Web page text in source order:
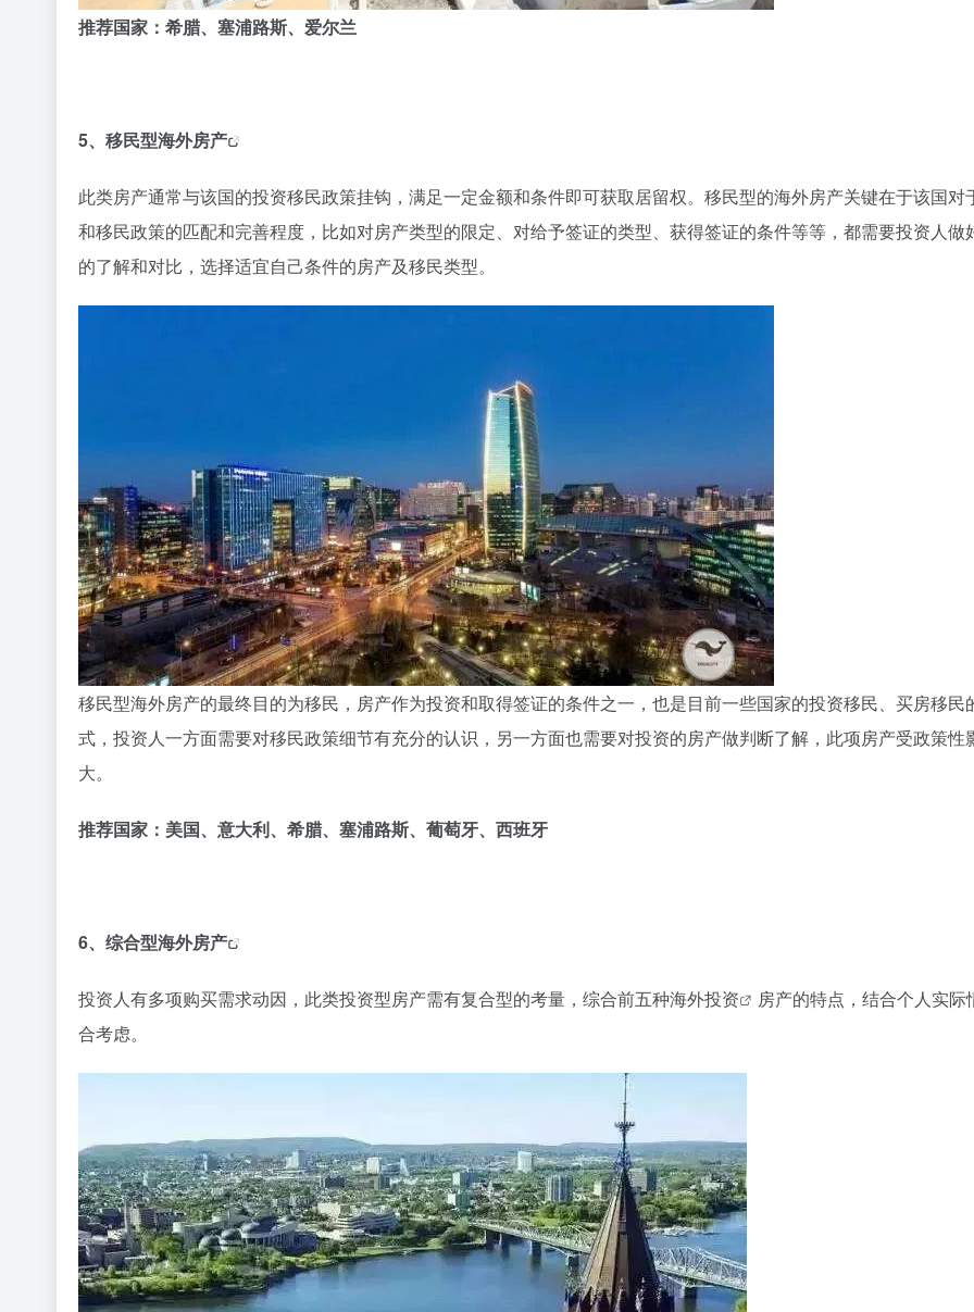
推荐国家：希腊、塞浦路斯、爱尔兰
5、 移民型海外房产
此类房产通常与该国的投资移民政策挂钩，满足一定金额和条件即可获取居留权。移民型的海外房产关键在于该国对
和移民政策的匹配和完善程度，比如对房产类型的限定、对给予签证的类型、获得签证的条件等等，都需要投资人做
的了解和对比，选择适宜自己条件的房产及移民类型。
移民型海外房产的最终目的为移民，房产作为投资和取得签证的条件之一，也是目前一些国家的投资移民、买房移民
式，投资人一方面需要对移民政策细节有充分的认识，另一方面也需要对投资的房产做判断了解，此项房产受政策性
大。
推荐国家：美国、意大利、希腊、塞浦路斯、葡萄牙、西班牙
6、 综合型海外房产
投资人有多项购买需求动因，此类投资型房产需有复合型的考量，综合前五种海外投资
房产的特点，结合个人实际
合考虑。